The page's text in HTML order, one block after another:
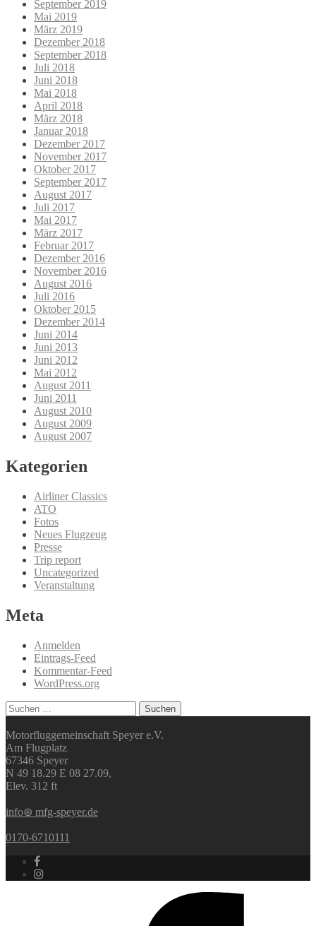
September 2019
Mai 2019
März 2019
Dezember 2018
September 2018
Juli 2018
Juni 2018
Mai 2018
April 2018
März 2018
Januar 2018
Dezember 2017
November 2017
Oktober 2017
September 2017
August 2017
Juli 2017
Mai 2017
März 2017
Februar 2017
Dezember 2016
November 2016
August 2016
Juli 2016
Oktober 2015
Dezember 2014
Juni 2014
Juni 2013
Juni 2012
Mai 2012
August 2011
Juni 2011
August 2010
August 2009
August 2007
Kategorien
Airliner Classics
ATO
Fotos
Neues Flugzeug
Presse
Trip report
Uncategorized
Veranstaltung
Meta
Anmelden
Eintrags-Feed
Kommentar-Feed
WordPress.org
Suchen
nach:
Motorfluggemeinschaft Speyer e.V.
Am Flugplatz
67346 Speyer
N 49 18.29 E 08 27.09,
Elev. 312 ft
info⊛ mfg-speyer.de
0170-6710111